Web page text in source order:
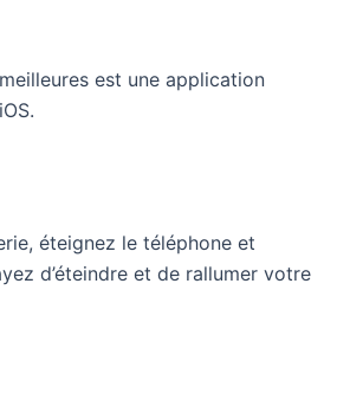
est une application
éteignez le téléphone et
d’éteindre et de rallumer votre